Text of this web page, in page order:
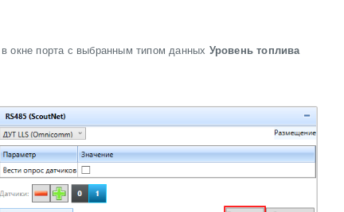
в окне порта с выбранным типом данных Уровень топлива